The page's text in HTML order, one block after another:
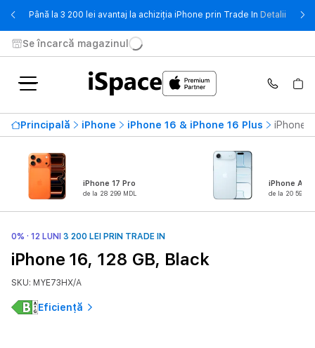
Până la 3 200 lei avantaj la achiziția iPhone prin Trade In Detalii -
Se încarcă magazinul
Principală iPhone iPhone 16 & iPhone 16 Plus iPhone
iPhone 17 Pro
de la 28 299 MDL
iPhone Air
de la 20 599
0% · 12 LUNI 3 200 LEI PRIN TRADE IN
iPhone 16, 128 GB, Black
SKU: MYE73HX/A
Eficiență